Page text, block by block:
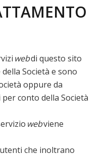
webdi questo sito
Società e sono
oppure da
conto della Società
webviene
che inoltrano